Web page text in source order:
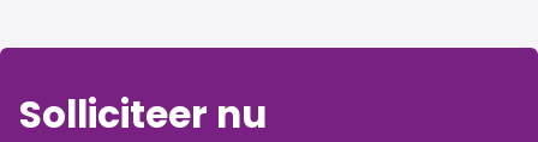
Solliciteer nu